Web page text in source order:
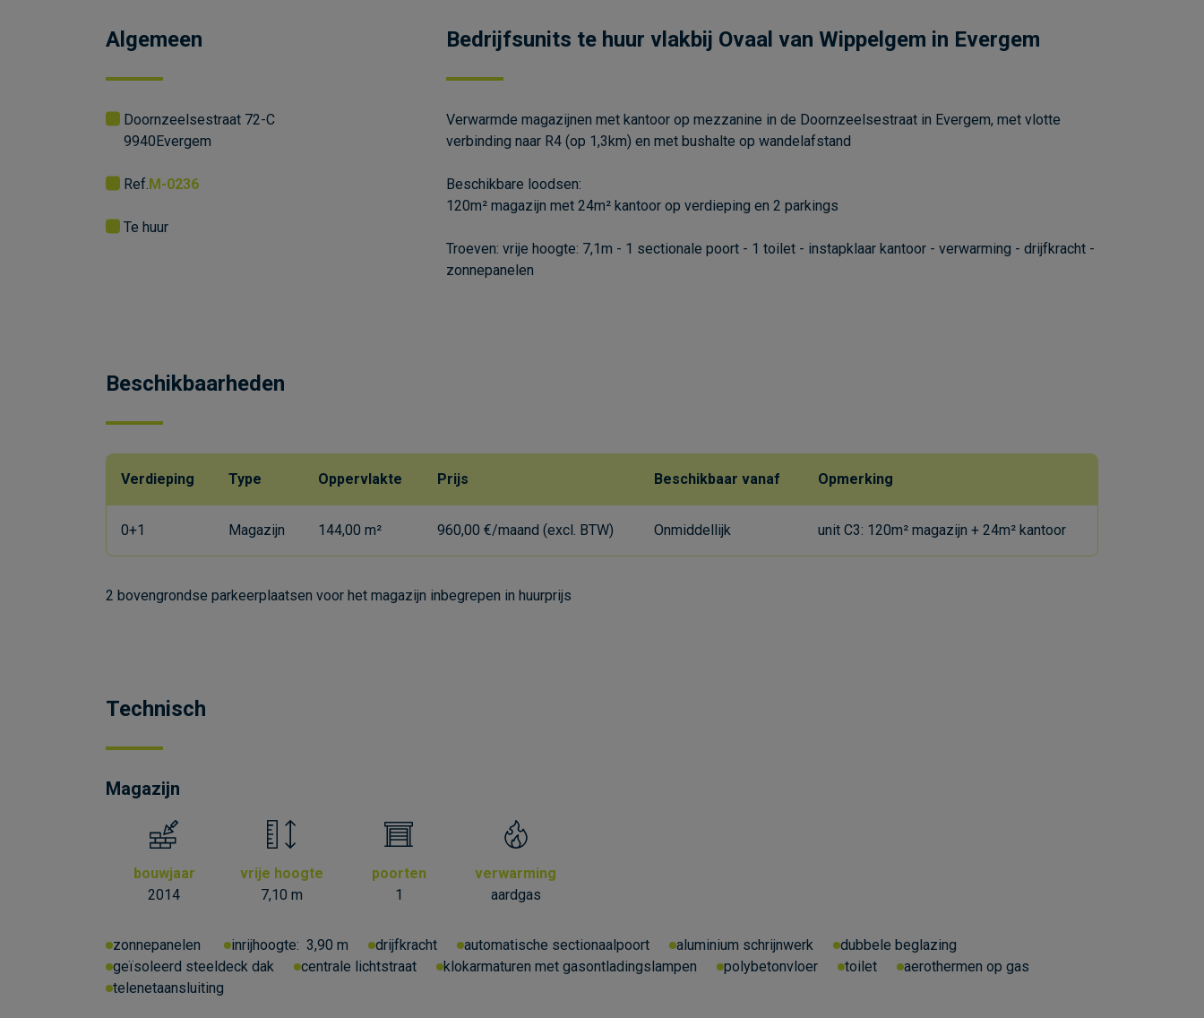
Algemeen
Evergem
9940
Doornzeelsestraat 72-C
Ref.M-0236
Te huur
Bedrijfsunits te huur vlakbij Ovaal van Wippelgem in Evergem
Verwarmde magazijnen met kantoor op mezzanine in de Doornzeelsestraat in Evergem, met vlotte
verbinding naar R4 (op 1,3km) en met bushalte op wandelafstand
Beschikbare loodsen:
120m² magazijn met 24m² kantoor op verdieping en 2 parkings
Troeven: vrije hoogte: 7,1m - 1 sectionale poort - 1 toilet - instapklaar kantoor - verwarming - drijfkracht -
zonnepanelen
Beschikbaarheden
Verdieping Type Oppervlakte Prijs Beschikbaar vanaf Opmerking
0+1 Magazijn 144,00 m² 960,00 €/maand (excl. BTW) Onmiddellijk unit C3: 120m² magazijn + 24m² kantoor
2 bovengrondse parkeerplaatsen voor het magazijn inbegrepen in huurprijs
Technisch
Magazijn
bouwjaar
2014
vrije hoogte
7,10 m
poorten
1
verwarming
aardgas
zonnepanelen inrijhoogte: 3,90 m drijfkracht automatische sectionaalpoort aluminium schrijnwerk
dubbele beglazing
geïsoleerd steeldeck dak
centrale lichtstraat klokarmaturen met gasontladingslampen polybetonvloer toilet
aerothermen op gas
telenetaansluiting